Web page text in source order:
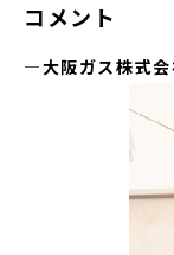
コメント
―大阪ガス株式